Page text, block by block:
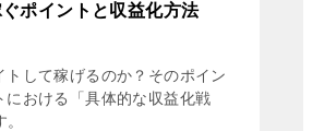
ポイントと収益化方法
して稼げるのか？そのポイン
における「具体的な収益化戦